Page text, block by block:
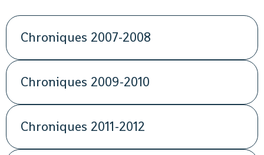
Chroniques 2007-2008
Chroniques 2009-2010
Chroniques 2011-2012